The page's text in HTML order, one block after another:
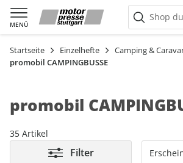
MENÜ
Shop
Warenkorb
Startseite Einzelhefte
Camping &
promobil CAMPINGBUSSE
promobil
35 Artikel
Filter